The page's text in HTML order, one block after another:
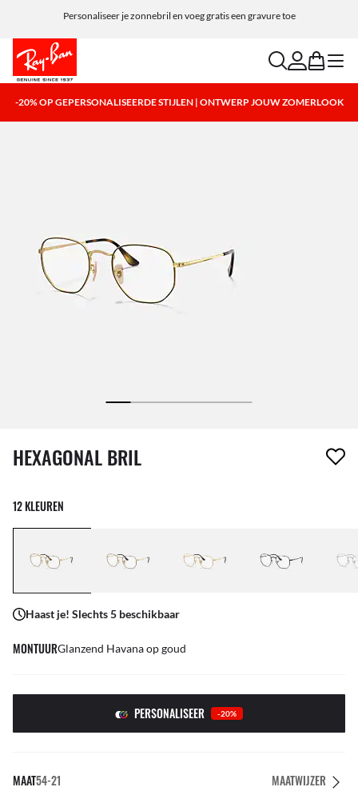
Personaliseer je zonnebril en voeg gratis een gravure toe
searchaccount
bag menu
-20% OP GEPERSONALISEERDE STIJLEN | ONTWERP JOUW ZOMERLOOK
1 item is uit je verlanglijst verwijderd
HEXAGONAL BRIL
12 KLEUREN
Haast je! Slechts 5 beschikbaar
MONTUURGlanzend Havana op goud
PERSONALISEER -20%
MAAT54-21 MAATWIJZER